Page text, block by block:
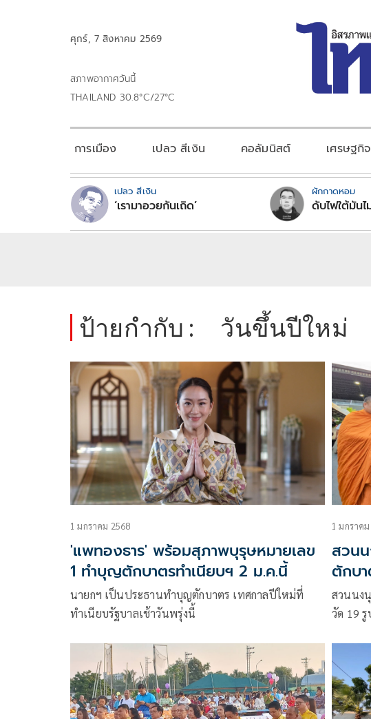
ศุกร์, 7 สิงหาคม 2569
สภาพอากาศวันนี้
THAILAND 30.8°C/27°C
การเมือง เปลว สีเงิน คอลัมนิสต์ เศรษฐกิจ
เปลว สีเงิน
‘เรามาอวยกันเถิด’
ผักกาดหอม
ดับไฟใต้มันไ
ป้ายกำกับ : วันขึ้นปีใหม่
1 มกราคม 2568
'แพทองธาร' พร้อมสุภาพบุรุษหมายเลข
1 ทำบุญตักบาตรทำเนียบฯ 2 ม.ค.นี้
นายกฯ เป็นประธานทำบุญตักบาตร เทศกาลปีใหม่ที่
ทำเนียบรัฐบาลเช้าวันพรุ่งนี้
1 มกราค
สวน
ตักบ
สวนนง
วัด 19